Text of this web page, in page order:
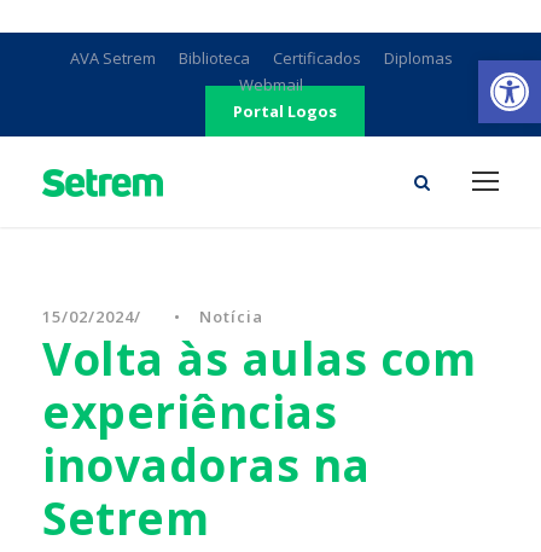
AVA Setrem Biblioteca Certificados
Diplomas
Webmail
Portal Logos
15/02/2024 • Notícia
Volta às aulas com
experiências
inovadoras na
Setrem